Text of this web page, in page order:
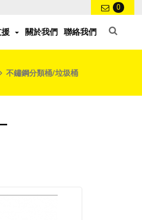
0
援 關於我們 聯絡我們
不鏽鋼分類桶/垃圾桶